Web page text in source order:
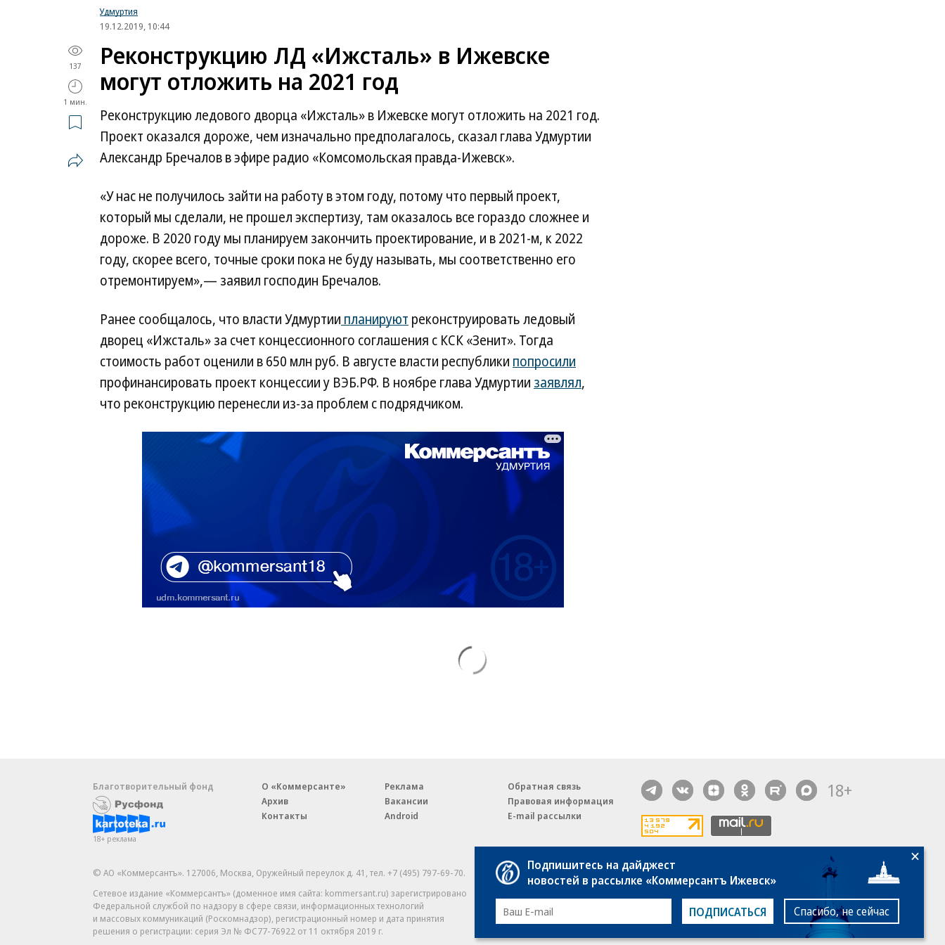
Удмуртия
19.12.2019, 10:44
137
1 мин.
Реконструкцию ЛД «Ижсталь» в Ижевске
могут отложить на 2021 год
Реконструкцию ледового дворца «Ижсталь» в Ижевске могут отложить на 2021 год.
Проект оказался дороже, чем изначально предполагалось, сказал глава Удмуртии
Александр Бречалов в эфире радио «Комсомольская правда-Ижевск».
«У нас не получилось зайти на работу в этом году, потому что первый проект,
который мы сделали, не прошел экспертизу, там оказалось все гораздо сложнее и
дороже. В 2020 году мы планируем закончить проектирование, и в 2021-м, к 2022
году, скорее всего, точные сроки пока не буду называть, мы соответственно его
отремонтируем»,— заявил господин Бречалов.
Ранее сообщалось, что власти Удмуртии планируют реконструировать ледовый
дворец «Ижсталь» за счет концессионного соглашения с КСК «Зенит». Тогда
стоимость работ оценили в 650 млн руб. В августе власти республики попросили
профинансировать проект концессии у ВЭБ.РФ. В ноябре глава Удмуртии заявлял,
что реконструкцию перенесли из-за проблем с подрядчиком.
Благотворительный фонд
18+ реклама
О «Коммерсанте»
Архив
Контакты
Реклама
Вакансии
Android
Обратная связь
Правовая информация
E-mail рассылки
18+
© АО «Коммерсантъ». 127006, Москва, Оружейный переулок д. 41,тел. +7 (495) 797-69-70.
Сетевое издание «Коммерсантъ» (доменное имя сайта: kommersant.ru) зарегистрировано
Федеральной службой по надзору в сфере связи, информационных технологий
и массовых коммуникаций (Роскомнадзор), регистрационный номер и дата принятия
решения о регистрации: серия Эл № ФС77-76922 от 11 октября 2019 г.
Партнерские проекты/материалы, новости компаний, материалы с пометкой
«Промо» и «Официальное сообщение» опубликованы на коммерческой основе.
На kommersant.ru применяются рекомендательные технологии.
Подробнее
Подпишитесь на дайджест
новостей в рассылке «Коммерсантъ Ижевск»
ПОДПИСАТЬСЯ Спасибо, не сейчас